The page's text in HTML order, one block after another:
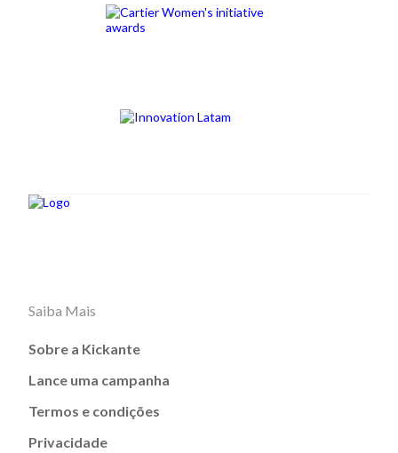
Saiba Mais
Sobre a Kickante
Lance uma campanha
Termos e condições
Privacidade